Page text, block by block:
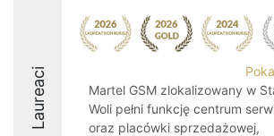
Laureaci
Martel GSM zlokalizowany w
Woli pełni funkcję centrum
oraz placówki sprzedażowej,